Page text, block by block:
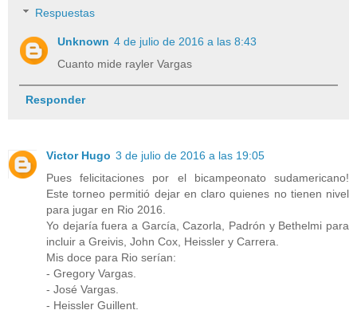
Respuestas
Unknown 4 de julio de 2016 a las 8:43
Cuanto mide rayler Vargas
Responder
Victor Hugo 3 de julio de 2016 a las 19:05
Pues felicitaciones por el bicampeonato sudamericano!
Este torneo permitió dejar en claro quienes no tienen nivel
para jugar en Rio 2016.
Yo dejaría fuera a García, Cazorla, Padrón y Bethelmi para
incluir a Greivis, John Cox, Heissler y Carrera.
Mis doce para Rio serían:
- Gregory Vargas.
- José Vargas.
- Heissler Guillent.